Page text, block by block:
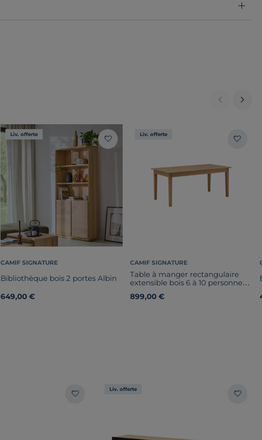
Liv. offerte
CAMIF SIGNATURE
Bibliothèque bois 2 portes Albin
649,00 €
Liv. offerte
CAMIF SIGNATURE
Table à manger rectangulaire
extensible bois 6 à 10 personnes
899,00 €
Liv. offerte